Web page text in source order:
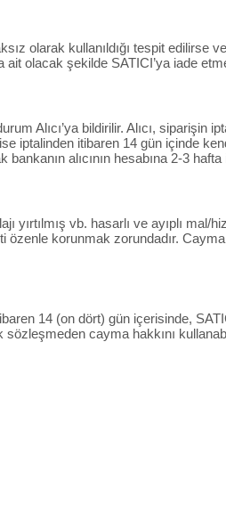
olarak kullanıldığı tespit
olacak şekilde SATICI’ya iade
Alıcı’ya bildirilir. Alıcı,
iptalinden itibaren 14 gün içinde
alıcının hesabına 2-3 hafta
vb. hasarlı ve ayıplı
korunmak zorundadır.
14 (on dört) gün içerisinde,
cayma hakkını